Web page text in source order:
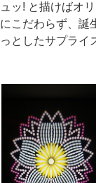
ュッ! と描けばオ
にこだわらず、誕
っとしたサプライ